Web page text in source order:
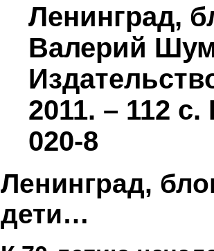
Ленинград,
Валерий
2011. – 112 с.
020-8
Ленинград,
дети…